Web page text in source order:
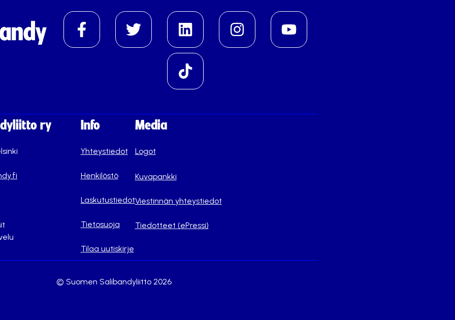
ry Info
Yhteystiedot
Henkilöstö
Laskutustiedot
Tietosuoja
Tilaa uutiskirje
Media
Logot
Kuvapankki
Viestinnän yhteystiedot
Tiedotteet (ePressi)
© Suomen Salibandyliitto 2026